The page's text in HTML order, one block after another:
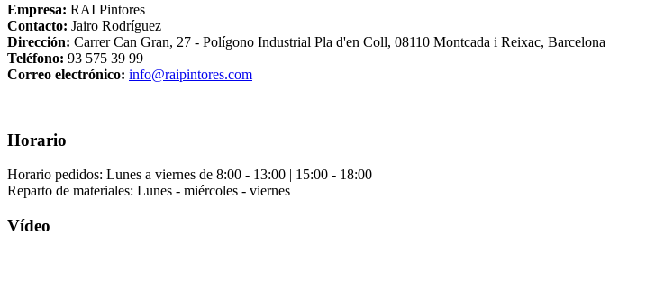
Empresa: RAI Pintores
Contacto: Jairo Rodríguez
Dirección: Carrer Can Gran, 27 - Polígono Industrial Pla d'en Coll, 08110 Montcada i Reixac, Barcelona
Teléfono: 93 575 39 99
Correo electrónico: info@raipintores.com
Horario
Horario pedidos: Lunes a viernes de 8:00 - 13:00 | 15:00 - 18:00
Reparto de materiales: Lunes - miércoles - viernes
Vídeo